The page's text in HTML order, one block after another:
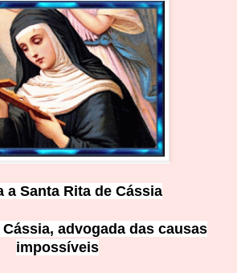
a Santa Rita de Cássia
advogada das causas
impossíveis